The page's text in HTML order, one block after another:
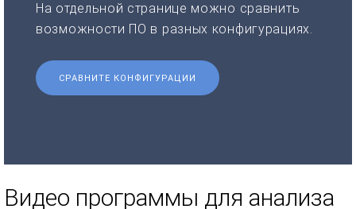
На отдельной странице можно сравнить
возможности ПО в разных конфигурациях.
СРАВНИТЕ КОНФИГУРАЦИИ
Видео программы для анализа